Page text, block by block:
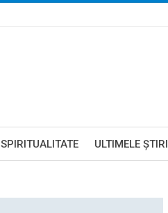
SPIRITUALITATE ULTIMELE ŞTIRI